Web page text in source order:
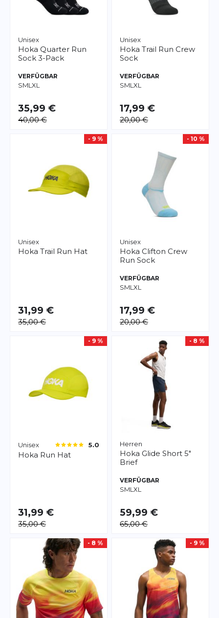
Unisex
Hoka Quarter Run
Sock 3-Pack
VERFÜGBAR
SML XL
35,99 €
40,00 €
Unisex
Hoka Trail Run Crew
Sock
VERFÜGBAR
SML XL
17,99 €
20,00 €
- 9 %
Unisex
Hoka Trail Run Hat
31,99 €
35,00 €
- 10 %
Unisex
Hoka Clifton Crew
Run Sock
VERFÜGBAR
SML XL
17,99 €
20,00 €
- 9 %
Unisex 5.0
Hoka Run Hat
31,99 €
35,00 €
- 8 %
Herren
Hoka Glide Short 5"
Brief
VERFÜGBAR
SML XL
59,99 €
65,00 €
- 8 % - 9 %